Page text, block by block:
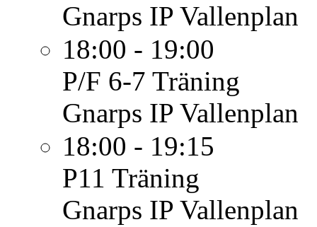
Gnarps IP Vallenplan
18:00 - 19:00
P/F 6-7 Träning
Gnarps IP Vallenplan
18:00 - 19:15
P11 Träning
Gnarps IP Vallenplan